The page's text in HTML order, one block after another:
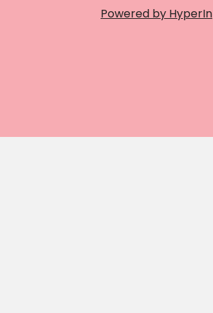
Powered by HyperIn